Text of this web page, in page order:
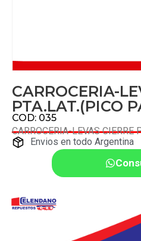
CARROCERIA-
PTA.LAT.(PICO
COD: 035
CARROCERIA-LEVAS CIERRE
Envios en todo Argentina